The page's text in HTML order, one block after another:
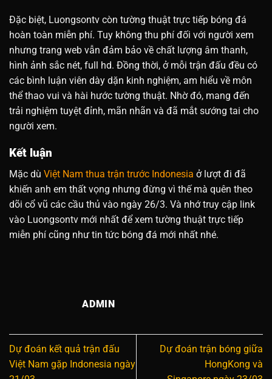
Đặc biệt, Luongsontv còn tường thuật trực tiếp bóng đá
hoàn toàn miễn phí. Tuy không thu phí đối với người xem
nhưng trang web vẫn đảm bảo về chất lượng âm thanh,
hình ảnh sắc nét, full hd. Đồng thời, ở mỗi trận đấu đều có
các bình luận viên dày dặn kinh nghiệm, am hiểu về môn
thể thao vui và hài hước tường thuật. Nhờ đó, mang đến
trải nghiệm tuyệt đỉnh, mãn nhãn và đã mắt sướng tai cho
người xem.
Kết luận
Mặc dù Việt Nam thua trận trước Indonesia ở lượt đi đã
khiến anh em thất vọng nhưng đừng vì thế mà quên theo
dõi cổ vũ các cầu thủ vào ngày 26/3. Và nhớ truy cập link
vào Luongsontv mới nhất để xem tường thuật trực tiếp
miễn phí cũng như tin tức bóng đá mới nhất nhé.
ADMIN
Dự đoán kết quả trận đấu
Việt Nam gặp Indonesia ngày
Dự đoán trận bóng giữa
HongKong và